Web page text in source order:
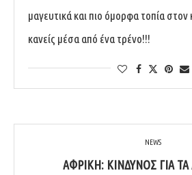
μαγευτικά και πιο όμορφα τοπία
κανείς μέσα από ένα τρένο!!!
NEWS
ΑΦΡΙΚΉ: ΚΊΝΔΥΝΟΣ ΓΙΑ ΤΑ